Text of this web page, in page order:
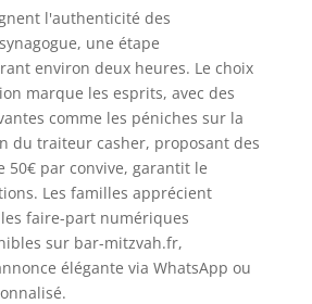
l'authenticité des
une étape
environ deux heures. Le choix
marque les esprits, avec des
comme les péniches sur la
du traiteur casher, proposant des
50€ par convive, garantit le
Les familles apprécient
faire-part numériques
sur bar-mitzvah.fr,
élégante via WhatsApp ou